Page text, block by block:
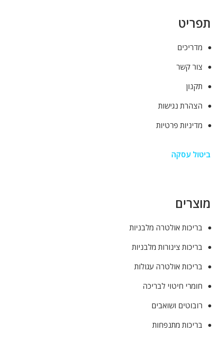
תפריט
מדריכים
צור קשר
תקנון
הצהרת נגישות
מדיניות פרטיות
ביטול עסקה
מוצרים
בריכות אולטרה מלבניות
בריכות צינורות מלבניות
בריכות אולטרה עגולות
חומרי חיטוי לבריכה
רובוטים ושואבים
בריכות מתנפחות